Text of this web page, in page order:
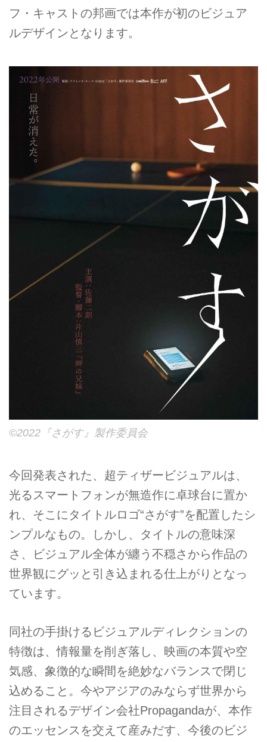
フ・キャストの邦画では本作が初のビジュア
ルデザインとなります。
©2022『さがす』製作委員会
今回発表された、超ティザービジュアルは、
光るスマートフォンが無造作に卓球台に置か
れ、そこにタイトルロゴ“さがす”を配置したシ
ンプルなもの。しかし、タイトルの意味深
さ、ビジュアル全体が纏う不穏さから作品の
世界観にグッと引き込まれる仕上がりとなっ
ています。
同社の手掛けるビジュアルディレクションの
特徴は、情報量を削ぎ落し、映画の本質や空
気感、象徴的な瞬間を絶妙なバランスで閉じ
込めること。今やアジアのみならず世界から
注目されるデザイン会社Propagandaが、本作
のエッセンスを交えて産みだす、今後のビジ